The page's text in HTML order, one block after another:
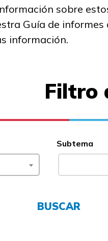
sobre
Guía de informes
información.
Filtro
Subtema
BUSCAR